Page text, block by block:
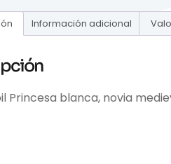
Información adicional
Princesa blanca, novia